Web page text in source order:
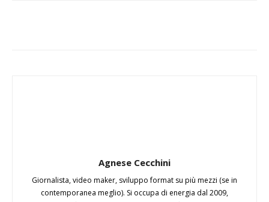
Agnese Cecchini
Giornalista, video maker, sviluppo format su più mezzi (se in
contemporanea meglio). Si occupa di energia dal 2009,